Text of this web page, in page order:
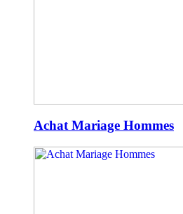
Achat Mariage Hommes